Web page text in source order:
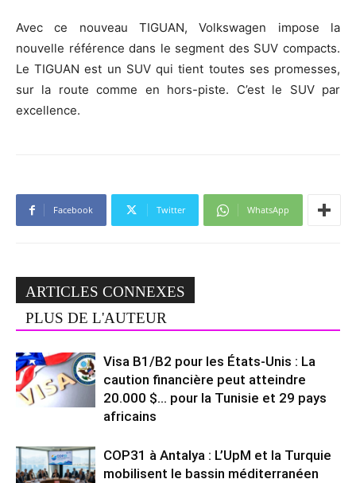
Avec ce nouveau TIGUAN, Volkswagen impose la
nouvelle référence dans le segment des SUV compacts.
Le TIGUAN est un SUV qui tient toutes ses promesses,
sur la route comme en hors-piste. C’est le SUV par
excellence.
Facebook Twitter WhatsApp
ARTICLES CONNEXES
PLUS DE L'AUTEUR
Visa B1/B2 pour les États-Unis : La
caution financière peut atteindre
20.000 $… pour la Tunisie et 29 pays
africains
COP31 à Antalya : L’UpM et la Turquie
mobilisent le bassin méditerranéen